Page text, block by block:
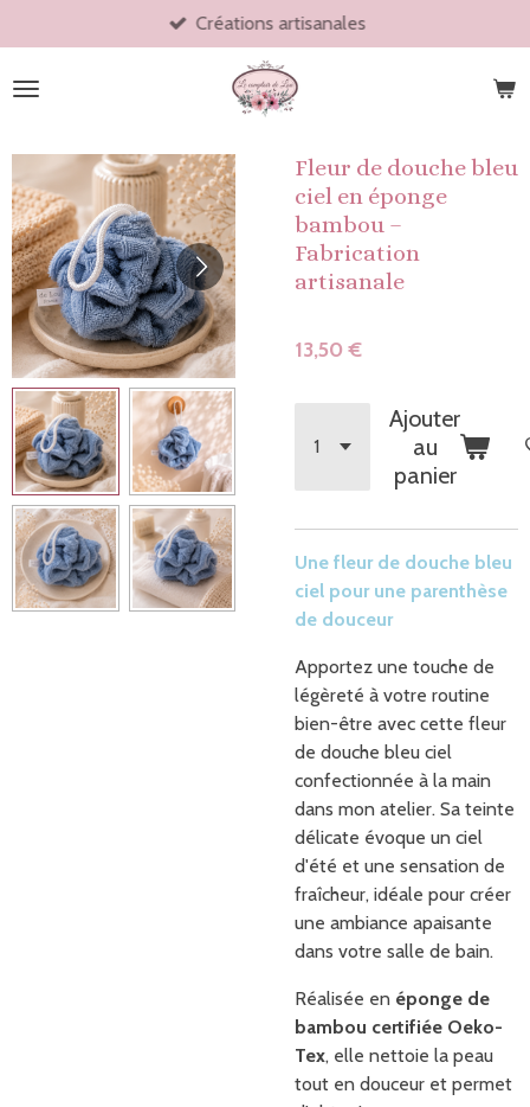
au
contenu
Créations artisanales
Fleur de douche bleu
ciel en éponge
bambou –
Fabrication
artisanale
13,50 €
Ajouter
au
panier
Une fleur de douche bleu
ciel pour une parenthèse
de douceur
Apportez une touche de
légèreté à votre routine
bien-être avec cette fleur
de douche bleu ciel
confectionnée à la main
dans mon atelier. Sa teinte
délicate évoque un ciel
d'été et une sensation de
fraîcheur, idéale pour créer
une ambiance apaisante
dans votre salle de bain.
Réalisée en éponge de
bambou certifiée Oeko-
Tex, elle nettoie la peau
tout en douceur et permet